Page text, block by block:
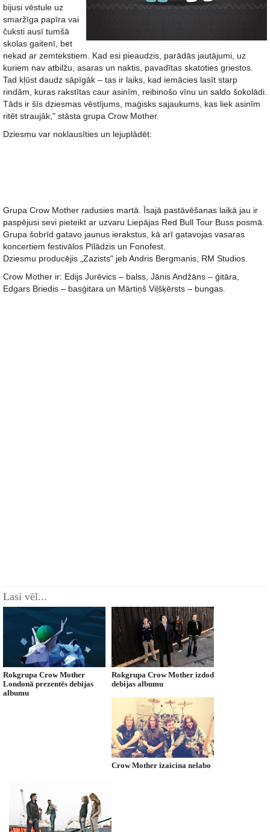
bijusi vēstule uz
smaržīga papīra vai
čuksti ausī tumšā
skolas gaitenī, bet
nekad ar zemtekstiem. Kad esi pieaudzis, parādās jautājumi, uz
kuriem nav atbilžu, asaras un naktis, pavadītas skatoties griestos.
Tad kļūst daudz sāpīgāk – tas ir laiks, kad iemācies lasīt starp
rindām, kuras rakstītas caur asinīm, reibinošo vīnu un saldo šokolādi.
Tāds ir šīs dziesmas vēstījums, maģisks sajaukums, kas liek asinīm
ritēt straujāk," stāsta grupa Crow Mother.
Dziesmu var noklausīties un lejuplādēt:
Grupa Crow Mother radusies martā. Īsajā pastāvēšanas laikā jau ir
paspējusi sevi pieteikt ar uzvaru Liepājas Red Bull Tour Buss posmā.
Grupa šobrīd gatavo jaunus ierakstus, kā arī gatavojas vasaras
koncertiem festivālos Pīlādzis un Fonofest.
Dziesmu producējis „Zazists" jeb Andris Bergmanis, RM Studios.
Crow Mother ir: Edijs Jurēvics – balss, Jānis Andžāns – ģitāra,
Edgars Briedis – basģitara un Mārtiņš Viļšķērsts – bungas.
Lasi vēl...
Rokgrupa Crow Mother
Londonā prezentēs debijas
albumu
Rokgrupa Crow Mother izdod
debijas albumu
Crow Mother izaicina nelabo